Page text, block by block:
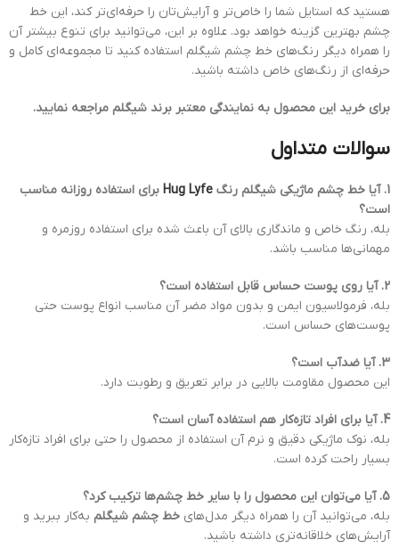
هستید که استایل شما را خاص‌تر و آرایش‌تان را حرفه‌ای‌تر کند، این خط
چشم بهترین گزینه خواهد بود. علاوه بر این، می‌توانید برای تنوع بیشتر آن
را همراه دیگر رنگ‌های خط چشم شیگلم استفاده کنید تا مجموعه‌ای کامل و
حرفه‌ای از رنگ‌های خاص داشته باشید.
برای خرید این محصول به نمایندگی معتبر برند شیگلم مراجعه نمایید.
سوالات متداول
1. آیا خط چشم ماژیکی شیگلم رنگ Hug Lyfe برای استفاده روزانه مناسب
است؟
بله، رنگ خاص و ماندگاری بالای آن باعث شده برای استفاده روزمره و
مهمانی‌ها مناسب باشد.
2. آیا روی پوست حساس قابل استفاده است؟
بله، فرمولاسیون ایمن و بدون مواد مضر آن مناسب انواع پوست حتی
پوست‌های حساس است.
3. آیا ضدآب است؟
این محصول مقاومت بالایی در برابر تعریق و رطوبت دارد.
4. آیا برای افراد تازه‌کار هم استفاده آسان است؟
بله، نوک ماژیکی دقیق و نرم آن استفاده از محصول را حتی برای افراد تازه‌کار
بسیار راحت کرده است.
5. آیا می‌توان این محصول را با سایر خط چشم‌ها ترکیب کرد؟
بله، می‌توانید آن را همراه دیگر مدل‌های خط چشم شیگلم به‌کار ببرید و
آرایش‌های خلاقانه‌تری داشته باشید.